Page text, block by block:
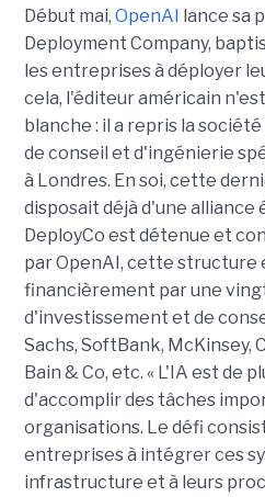
Début mai, OpenAI lance sa
Deployment Company,
les entreprises à déployer
cela, l'éditeur américain
blanche : il a repris la
de conseil et d'ingénierie
à Londres. En soi, cette
disposait déjà d'une alliance
DeployCo est détenue et
par OpenAI, cette structure
financièrement par une
d'investissement et de
Sachs, SoftBank, McKinsey,
Bain & Co, etc. « L'IA est de
d'accomplir des tâches
organisations. Le défi
entreprises à intégrer ces
infrastructure et à leurs